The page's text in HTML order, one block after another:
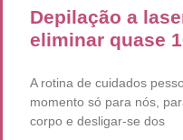
Depilação a
eliminar quase
A rotina de cuidados
momento só para nós,
corpo e desligar-se dos